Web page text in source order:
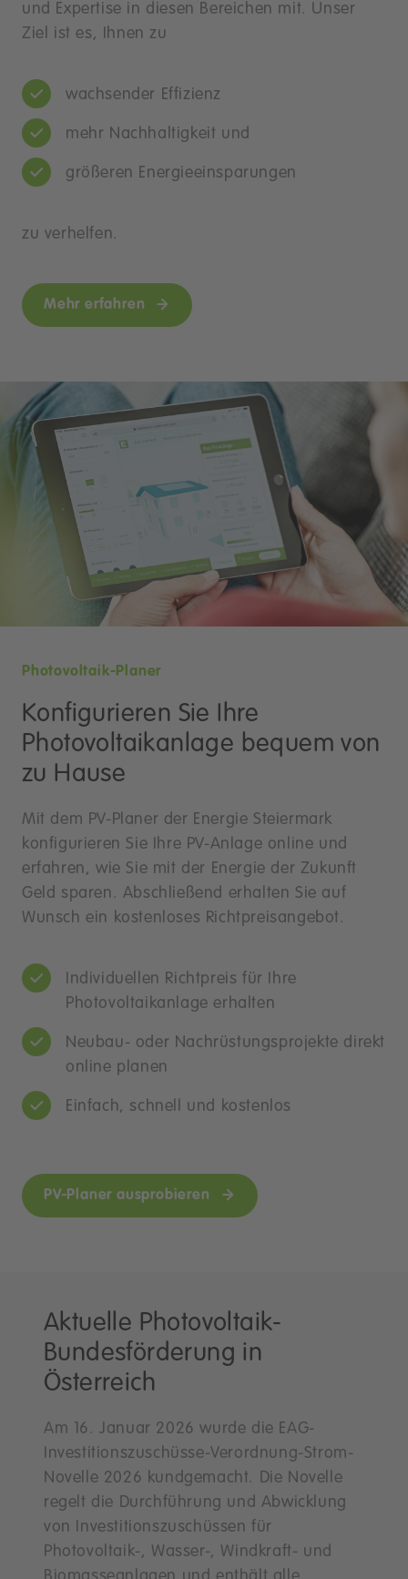
und Expertise in diesen Bereichen mit. Unser
Ziel ist es, Ihnen zu
wachsender Effizienz
mehr Nachhaltigkeit und
größeren Energieeinsparungen
zu verhelfen.
Mehr erfahren
Photovoltaik-Planer
Konfigurieren Sie Ihre
Photovoltaikanlage bequem von
zu Hause
Mit dem PV-Planer der Energie Steiermark
konfigurieren Sie Ihre PV-Anlage online und
erfahren, wie Sie mit der Energie der Zukunft
Geld sparen. Abschließend erhalten Sie auf
Wunsch ein kostenloses Richtpreisangebot.
Individuellen Richtpreis für Ihre
Photovoltaikanlage erhalten
Neubau- oder Nachrüstungsprojekte direkt
online planen
Einfach, schnell und kostenlos
PV-Planer ausprobieren
Aktuelle Photovoltaik-
Bundesförderung in
Österreich
Am 16. Januar 2026 wurde die EAG-
Investitionszuschüsse-Verordnung-Strom-
Novelle 2026 kundgemacht. Die Novelle
regelt die Durchführung und Abwicklung
von Investitionszuschüssen für
Photovoltaik-, Wasser-, Windkraft- und